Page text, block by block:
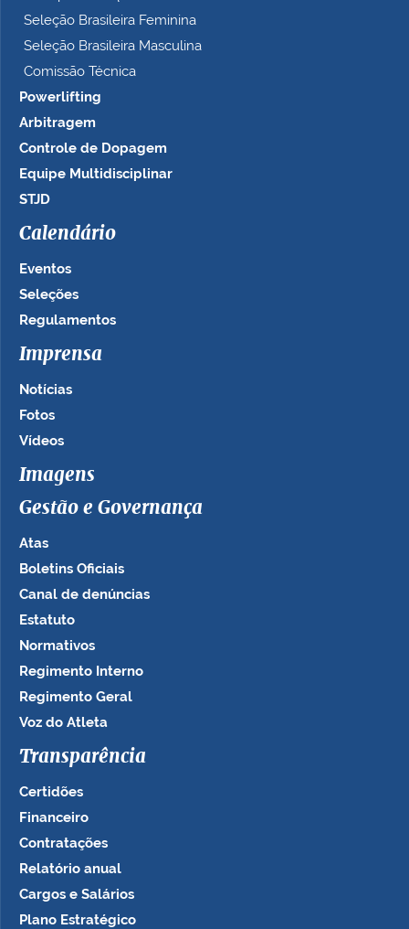
Seleção Brasileira Feminina
Seleção Brasileira Masculina
Comissão Técnica
Powerlifting
Arbitragem
Controle de Dopagem
Equipe Multidisciplinar
STJD
Calendário
Eventos
Seleções
Regulamentos
Imprensa
Notícias
Fotos
Vídeos
Imagens
Gestão e Governança
Atas
Boletins Oficiais
Canal de denúncias
Estatuto
Normativos
Regimento Interno
Regimento Geral
Voz do Atleta
Transparência
Certidões
Financeiro
Contratações
Relatório anual
Cargos e Salários
Plano Estratégico